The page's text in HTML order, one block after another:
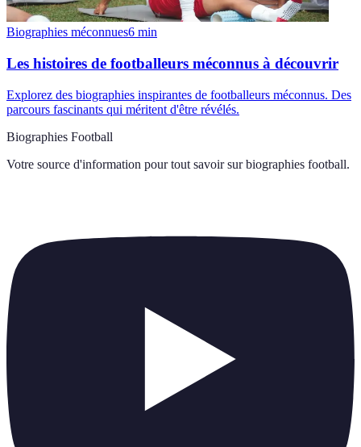
Biographies méconnues6 min
Les histoires de footballeurs méconnus à découvrir
Explorez des biographies inspirantes de footballeurs méconnus. Des
parcours fascinants qui méritent d'être révélés.
Biographies Football
Votre source d'information pour tout savoir sur biographies football.